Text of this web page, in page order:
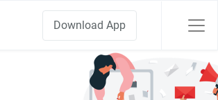
Download App